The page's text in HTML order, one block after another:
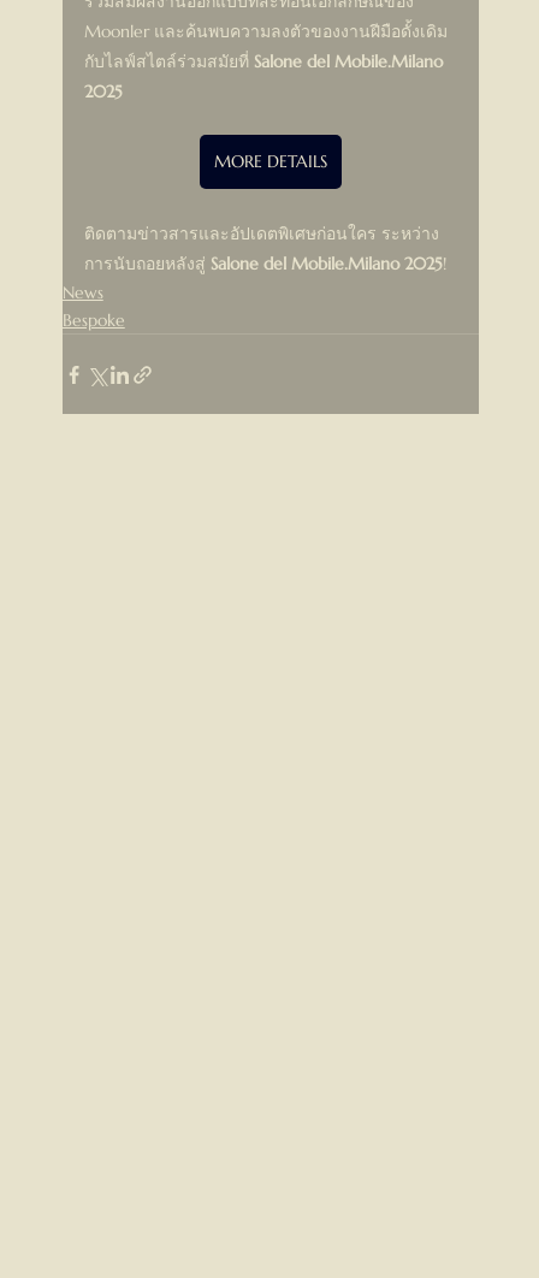
Moonler และค้นพบความลงตัวของงานฝีมือดั้งเดิม
กับไลฟ์สไตล์ร่วมสมัยที่ Salone del Mobile.Milano
2025
MORE DETAILS
ติดตามข่าวสารและอัปเดตพิเศษก่อนใคร ระหว่าง
การนับถอยหลังสู่ Salone del Mobile.Milano 2025!
News
Bespoke